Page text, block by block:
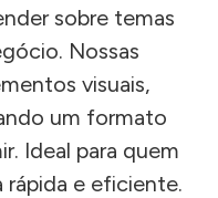
sobre temas
Nossas
visuais,
um formato
Ideal para quem
e eficiente.